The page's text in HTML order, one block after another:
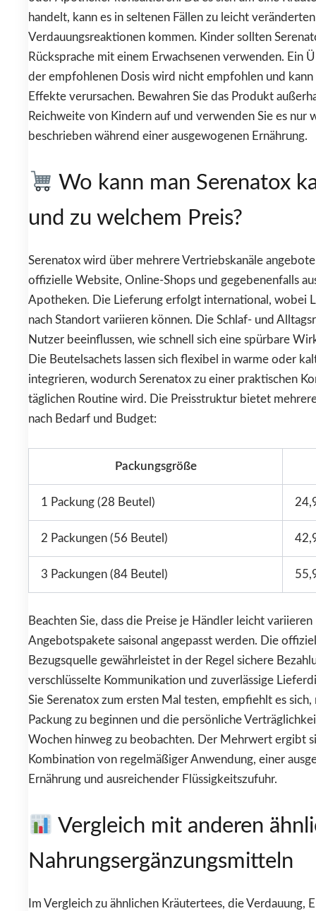
handelt, kann es in seltenen Fällen zu leicht veränderten
Verdauungsreaktionen kommen. Kinder sollten
Rücksprache mit einem Erwachsenen verwenden. Ein
der empfohlenen Dosis wird nicht empfohlen und kann
Effekte verursachen. Bewahren Sie das Produkt
Reichweite von Kindern auf und verwenden Sie es nur
beschrieben während einer ausgewogenen Ernährung.
Wo kann man Serenatox
und zu welchem Preis?
Serenatox wird über mehrere Vertriebskanäle
offizielle Website, Online-Shops und gegebenenfalls
Apotheken. Die Lieferung erfolgt international, wobei
nach Standort variieren können. Die Schlaf- und
Nutzer beeinflussen, wie schnell sich eine spürbare
Die Beutelsachets lassen sich flexibel in warme oder
integrieren, wodurch Serenatox zu einer praktischen
täglichen Routine wird. Die Preisstruktur bietet
nach Bedarf und Budget:
Packungsgröße
1 Packung (28 Beutel)
2 Packungen (56 Beutel)
3 Packungen (84 Beutel)
Beachten Sie, dass die Preise je Händler leicht
Angebotspakete saisonal angepasst werden. Die
Bezugsquelle gewährleistet in der Regel sichere
verschlüsselte Kommunikation und zuverlässige
Sie Serenatox zum ersten Mal testen, empfiehlt es sich,
Packung zu beginnen und die persönliche
Wochen hinweg zu beobachten. Der Mehrwert ergibt
Kombination von regelmäßiger Anwendung, einer
Ernährung und ausreichender Flüssigkeitszufuhr.
Vergleich mit anderen
Nahrungsergänzungsmitteln
Im Vergleich zu ähnlichen Kräutertees, die Verdauung,